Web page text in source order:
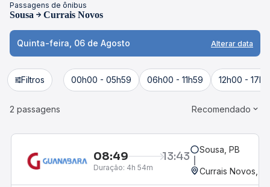
Passagens de ônibus
Sousa Currais Novos
Quinta-feira, 06 de Agosto Alterar data
Filtros 00h00 - 05h59 06h00 - 11h59 12h00 -
2 passagens Recomendado
08:49 13:43
Duração: 4h 54m
Sousa, PB
Currais Novos,